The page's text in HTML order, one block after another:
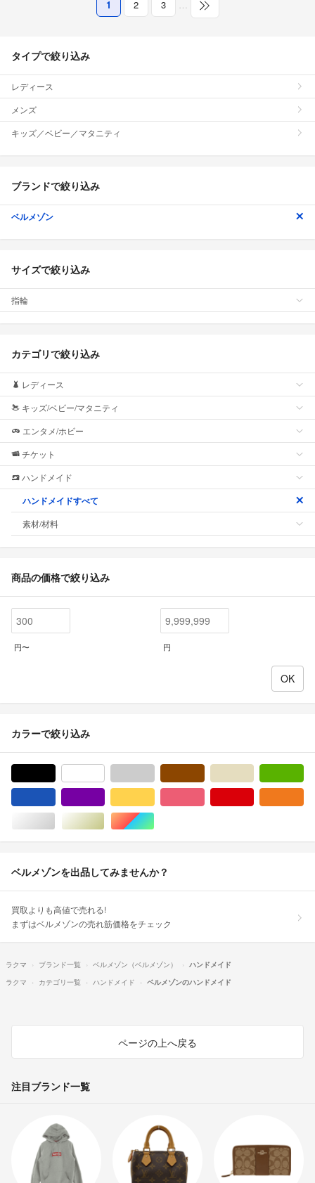
1 2 3 …
タイプで絞り込み
レディース
メンズ
キッズ／ベビー／マタニティ
ブランドで絞り込み
ベルメゾン
サイズで絞り込み
指輪
カテゴリで絞り込み
レディース
キッズ/ベビー/マタニティ
エンタメ/ホビー
チケット
ハンドメイド
ハンドメイドすべて
素材/材料
商品の価格で絞り込み
円〜 円
カラーで絞り込み
シルバー/銀色系ゴールド/金色系マルチカラー
ベルメゾンを出品してみませんか？
買取よりも高値で売れる!
まずはベルメゾンの売れ筋価格をチェック
ラクマ ブランド一覧 ベルメゾン（ベルメゾン）
ハンドメイド
ラクマ
カテゴリ一覧 ハンドメイド ベルメゾンのハンドメイド
ページの上へ戻る
注目ブランド一覧